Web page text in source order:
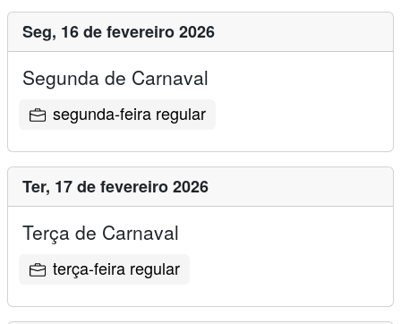
Seg, 16 de fevereiro 2026
Segunda de Carnaval
segunda-feira regular
Ter, 17 de fevereiro 2026
Terça de Carnaval
terça-feira regular